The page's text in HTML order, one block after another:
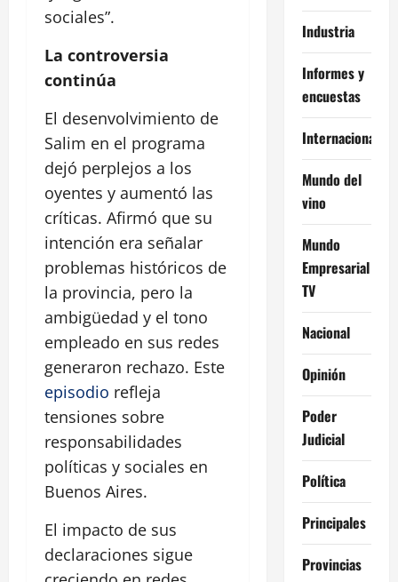
sociales .
La controversia
continúa
El desenvolvimiento de
Salim en el programa
dejó perplejos a los
oyentes y aumentó las
críticas. Afirmó que su
intención era señalar
problemas históricos de
la provincia, pero la
ambigüedad y el tono
empleado en sus redes
generaron rechazo. Este
episodio refleja
tensiones sobre
responsabilidades
políticas y sociales en
Buenos Aires.
El impacto de sus
declaraciones sigue
Industria
Informes y
encuestas
Internacional
Mundo del
vino
Mundo
Empresarial
TV
Nacional
Opinión
Poder
Judicial
Política
Principales
Provincias